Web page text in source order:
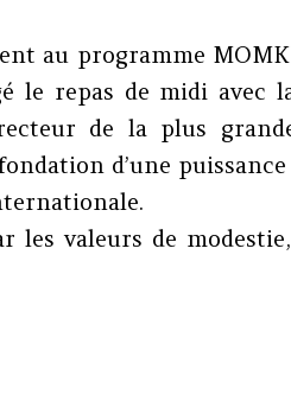
au programme
le repas de midi avec
de la plus
d’une
les valeurs de
et valeurs